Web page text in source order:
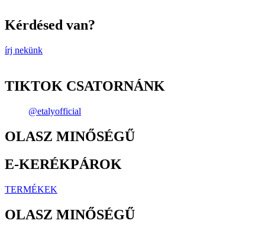
Kérdésed van?
írj nekünk
TIKTOK CSATORNÁNK
@etalyofficial
OLASZ MINŐSÉGŰ
E-KERÉKPÁROK
TERMÉKEK
OLASZ MINŐSÉGŰ